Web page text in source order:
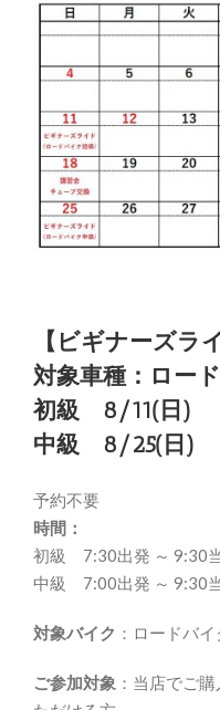
【ビギナーズラ
対象車種：ロー
初級 8/11(日)
中級 8/25(日)
予約不要
時間：
初級 7:30出発 ～ 9:30
中級 7:00出発 ～ 9:30
対象バイク ：ロードバイ
ご参加対象 ：当店でご